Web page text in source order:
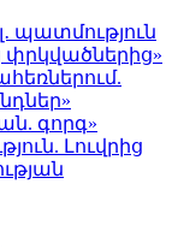
պատմություն
փրկվածներից»
գորգ»
Լուվրից